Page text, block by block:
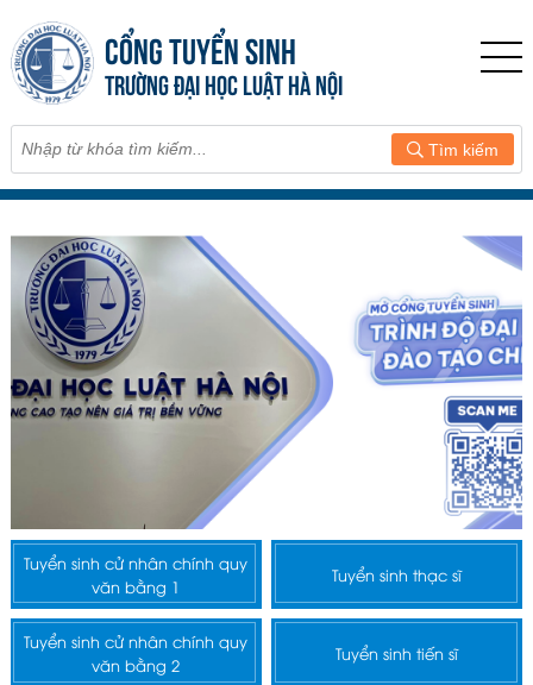
CỔNG TUYỂN SINH
TRƯỜNG ĐẠI HỌC LUẬT HÀ NỘI
Tìm kiếm
Tuyển sinh cử nhân chính quy
văn bằng 1
Tuyển sinh thạc sĩ
Tuyển sinh cử nhân chính quy
văn bằng 2
Tuyển sinh tiến sĩ